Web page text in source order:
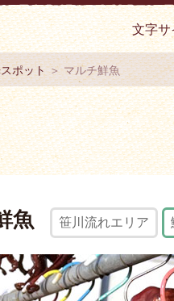
サイト 村上市観光協会 -鮭
文字サ
ポット＞ マルチ鮮魚
魚 笹川流れエリア